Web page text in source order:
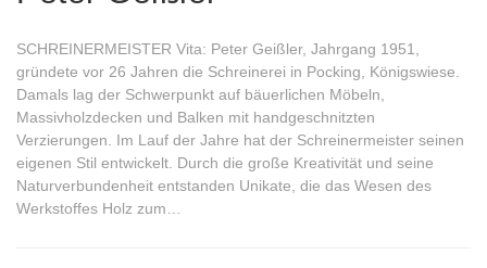
SCHREINERMEISTER Vita: Peter Geißler, Jahrgang 1951,
gründete vor 26 Jahren die Schreinerei in Pocking, Königswiese.
Damals lag der Schwerpunkt auf bäuerlichen Möbeln,
Massivholzdecken und Balken mit handgeschnitzten
Verzierungen. Im Lauf der Jahre hat der Schreinermeister seinen
eigenen Stil entwickelt. Durch die große Kreativität und seine
Naturverbundenheit entstanden Unikate, die das Wesen des
Werkstoffes Holz zum…